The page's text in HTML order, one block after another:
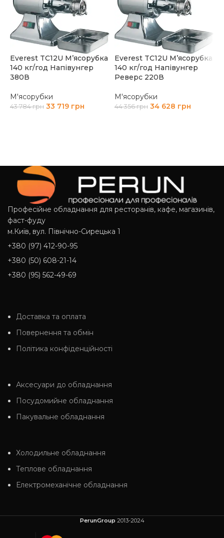
Everest TC12U М’ясорубка
140 кг/год Напівунгер
380В
М'ясорубки
43 784грн 33 719 грн
Everest TC12U М’ясорубка
140 кг/год Напівунгер
Реверс 220В
М'ясорубки
44 356грн 34 628 грн
Професійне обладнання для ресторанів, кафе, магазинів,
фаст-фуду
м.Київ, вул. Північно-Сирецька 1
+380 (97) 412-90-95
+380 (50) 608-21-14
+380 (95) 562-49-69
Доставка та оплата
Повернення та обмін
Політика конфіденційності
Аксесуари до обладнання
Посудомийне обладнання
Пакувальне обладнання
Холодильне обладнання
Теплове обладнання
Електромеханічне обладнання
PerunGroup 2013-2024